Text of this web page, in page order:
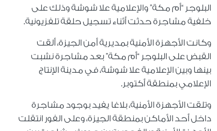
البلوجر “أم مكة” والإعلامية علا شوشة وذلك على
خلفية مشاجرة حدثت أثناء تسجيل حلقة تلفزيونية.
وكانت الأجهزة الأمنية بمديرية أمن الجيزة، ألقت
القبض على البلوجر “أم مكة” بعد مشاجرة نشبت
بينها وبين الإعلامية علا شوشة، في مدينة الإنتاج
الإعلامي بمنطقة أكتوبر.
وتلقت الأجهزة الأمنية، بلاغا يفيد بوجود مشاجرة
داخل أحد الأماكن بمنطقة الجيزة، وعلى الفور انتقلت